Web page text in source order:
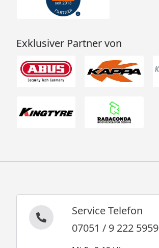
Exklusiver Partner von
Service Telefon
07051 / 9 222 5959